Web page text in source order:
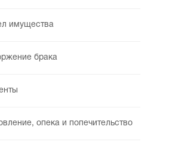
имущества
брака
опека и попечительство